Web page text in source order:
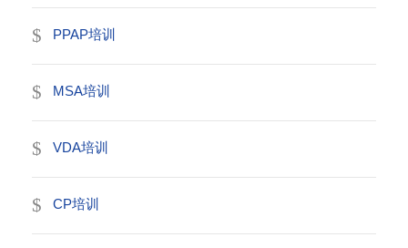
PPAP培训
MSA培训
VDA培训
CP培训